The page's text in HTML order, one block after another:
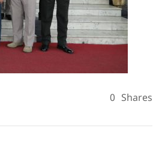
0 Shares